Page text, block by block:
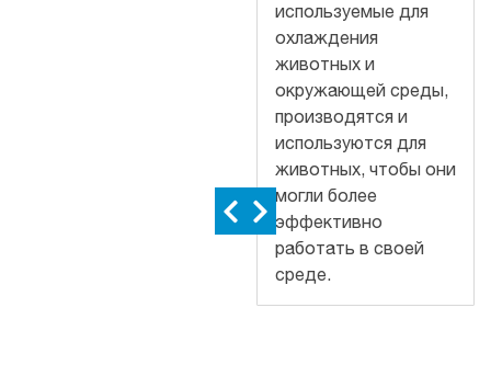
используемые для
охлаждения
животных и
окружающей среды,
производятся и
используются для
животных, чтобы они
могли более
эффективно
работать в своей
среде.